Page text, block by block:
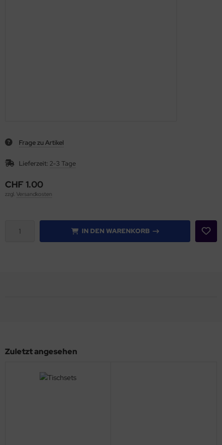
Frage zu Artikel
Lieferzeit: 2-3 Tage
CHF 1.00
zzgl. Versandkosten
IN DEN WARENKORB
Zuletzt angesehen